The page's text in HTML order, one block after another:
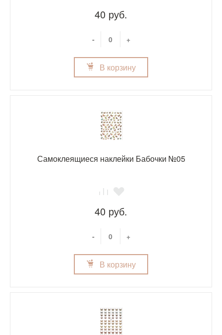
40 руб.
- +
В корзину
Самоклеящиеся наклейки Бабочки №05
40 руб.
- +
В корзину